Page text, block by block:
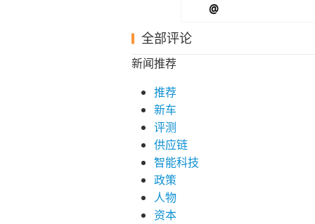
@
全部评论
新闻推荐
推荐
新车
评测
供应链
智能科技
政策
人物
资本